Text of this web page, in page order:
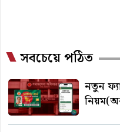
সবচেয়ে পঠিত
নতুন